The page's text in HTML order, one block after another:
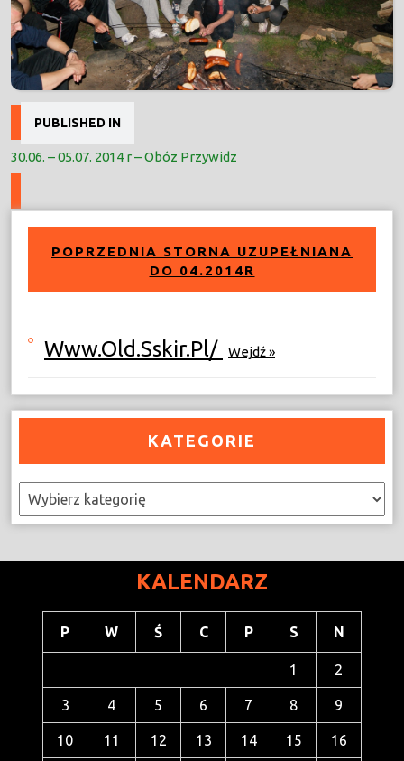
Nawigacja
wpisu
PUBLISHED IN
30.06. – 05.07. 2014 r – Obóz Przywidz
POPRZEDNIA STORNA UZUPEŁNIANA
DO 04.2014R
Www.old.sskir.pl/ Wejdź »
KATEGORIE
Kategorie
KALENDARZ
P W Ś C P S N
1 2
3 4 5 6 7 8 9
10 11 12 13 14 15 16